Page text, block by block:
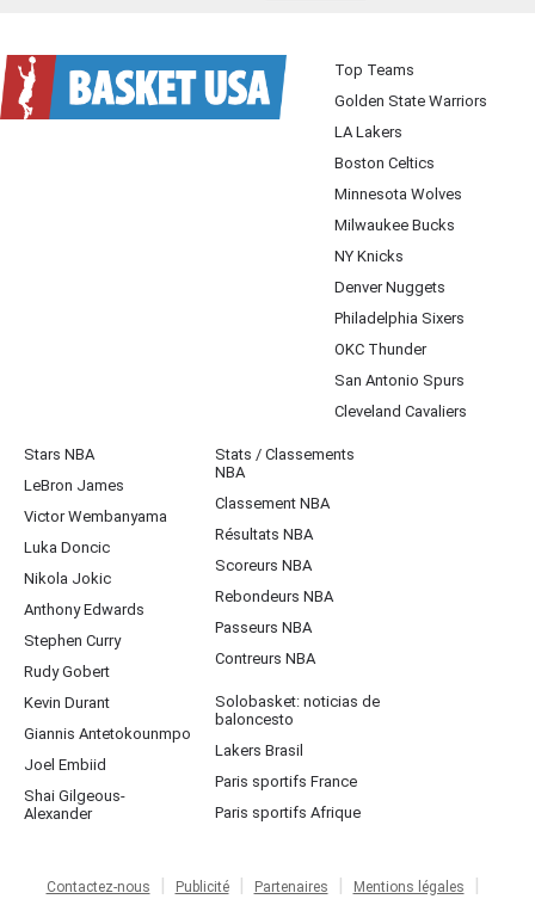
Top Teams
Golden State Warriors
LA Lakers
Boston Celtics
Minnesota Wolves
Milwaukee Bucks
NY Knicks
Denver Nuggets
Philadelphia Sixers
OKC Thunder
San Antonio Spurs
Cleveland Cavaliers
Stars NBA
LeBron James
Victor Wembanyama
Luka Doncic
Nikola Jokic
Anthony Edwards
Stephen Curry
Rudy Gobert
Kevin Durant
Giannis Antetokounmpo
Joel Embiid
Shai Gilgeous-
Alexander
Stats / Classements
NBA
Classement NBA
Résultats NBA
Scoreurs NBA
Rebondeurs NBA
Passeurs NBA
Contreurs NBA
Solobasket: noticias de
baloncesto
Lakers Brasil
Paris sportifs France
Paris sportifs Afrique
Contactez-nous Publicité Partenaires Mentions légales